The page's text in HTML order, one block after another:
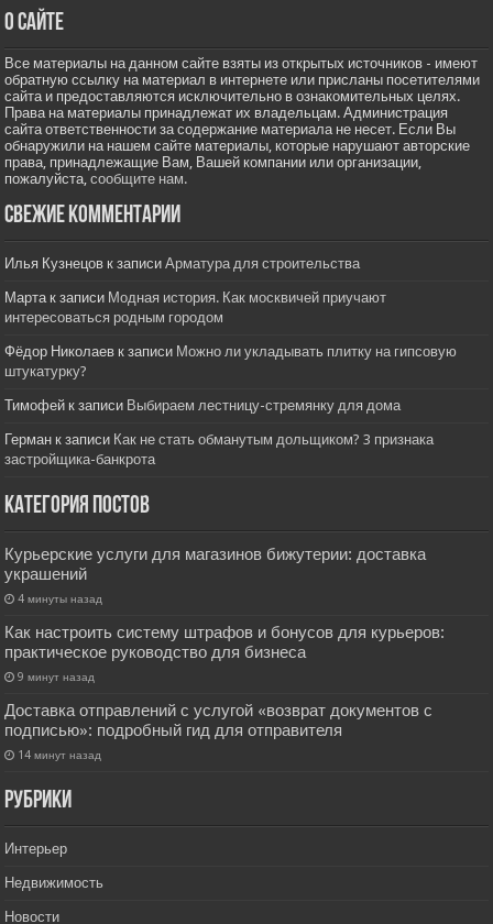
О сайте
Все материалы на данном сайте взяты из открытых источников - имеют
обратную ссылку на материал в интернете или присланы посетителями
сайта и предоставляются исключительно в ознакомительных целях.
Права на материалы принадлежат их владельцам. Администрация
сайта ответственности за содержание материала не несет. Если Вы
обнаружили на нашем сайте материалы, которые нарушают авторские
права, принадлежащие Вам, Вашей компании или организации,
пожалуйста,сообщите нам.
Свежие комментарии
Илья Кузнецов к записиАрматура для строительства
Марта к записи Модная история. Как москвичей приучают
интересоваться родным городом
Фёдор Николаев к записи Можно ли укладывать плитку на гипсовую
штукатурку?
Тимофей к записи Выбираем лестницу-стремянку для дома
Герман к записи Как не стать обманутым дольщиком? 3 признака
застройщика-банкрота
Категория постов
Курьерские услуги для магазинов бижутерии: доставка
украшений
4 минуты назад
Как настроить систему штрафов и бонусов для курьеров:
практическое руководство для бизнеса
9 минут назад
Доставка отправлений с услугой «возврат документов с
подписью»: подробный гид для отправителя
14 минут назад
РУбрики
Интерьер
Недвижимость
Новости